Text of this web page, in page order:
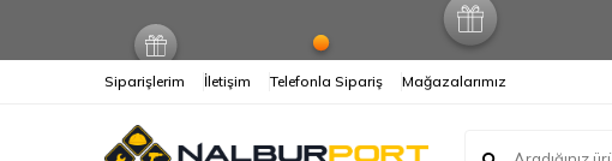
Siparişlerim İletişim Telefonla Sipariş Mağazalarımız